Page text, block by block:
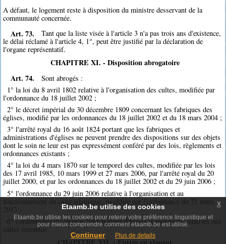
A défaut, le logement reste à disposition du ministre desservant de la
communauté concernée.
Art. 73.
Tant que la liste visée à l'article 3 n'a pas trois ans d'existence,
le délai réclamé à l'article 4, 1°, peut être justifié par la déclaration de
l'organe représentatif.
CHAPITRE XI. - Disposition abrogatoire
Art. 74.
Sont abrogés :
1° la loi du 8 avril 1802 relative à l'organisation des cultes, modifiée par
l'ordonnance du 18 juillet 2002 ;
2° le décret impérial du 30 décembre 1809 concernant les fabriques des
églises, modifié par les ordonnances du 18 juillet 2002 et du 18 mars 2004 ;
3° l'arrêté royal du 16 août 1824 portant que les fabriques et
administrations d'églises ne peuvent prendre des dispositions sur des objets
dont le soin ne leur est pas expressément conféré par des lois, règlements et
ordonnances existants ;
4° la loi du 4 mars 1870 sur le temporel des cultes, modifiée par les lois
des 17 avril 1985, 10 mars 1999 et 27 mars 2006, par l'arrêté royal du 20
juillet 2000, et par les ordonnances du 18 juillet 2002 et du 29 juin 2006 ;
5° l'ordonnance du 29 juin 2006 relative à l'organisation et au
fonctionnement du culte islamique, modifiée par l'ordonnance du 21 mars
2013 ;
6° l'ordonnance du 29 juin 2006 portant diverses dispositions relatives aux
cultes reconnus.
Etaamb.be utilise des cookies
Etaamb.be utilise les cookies pour retenir votre préférence linguistique et
pour mieux comprendre comment etaamb.be est utilisé.
Continuer Plus de details
x